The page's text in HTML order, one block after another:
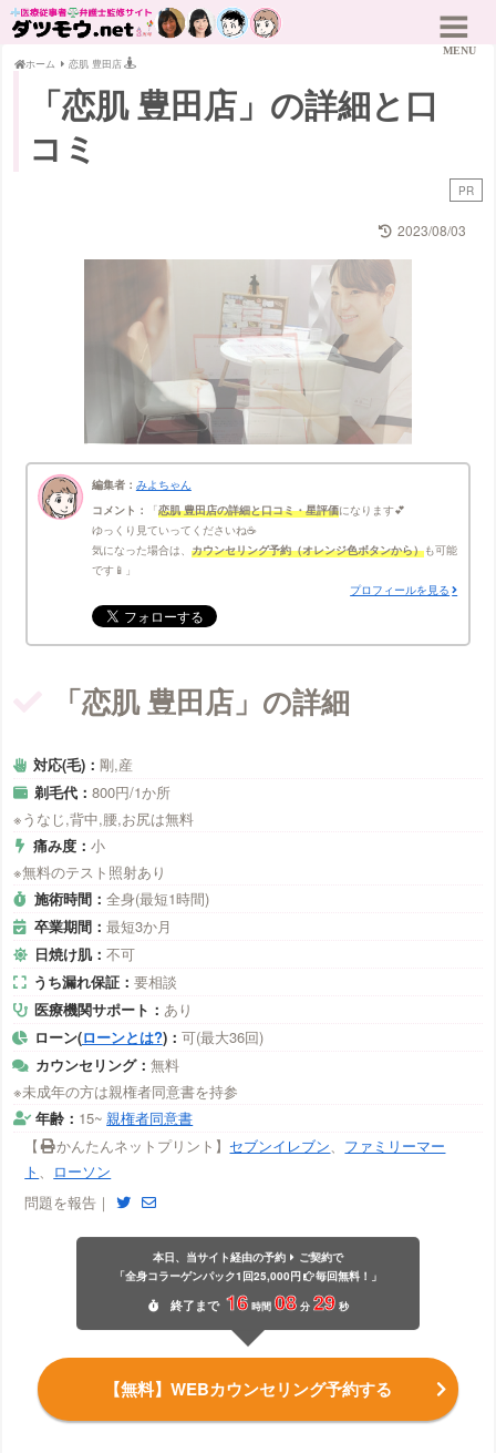
ホーム 恋肌 豊田店
「恋肌 豊田店」の詳細と口
コミ
PR
2023/08/03
編集者： みよちゃん
コメント：
恋肌 豊田店の詳細と口コミ・星評価になります💕
ゆっくり見ていってくださいね☕
気になった場合は、 カウンセリング予約（オレンジ色ボタンから）も可能
です📱
プロフィールを見る
「恋肌 豊田店」の詳細
対応(毛)：剛,産
剃毛代：800円/1か所
※うなじ,背中,腰,お尻は無料
痛み度：小
※無料のテスト照射あり
施術時間： 全身(最短1時間)
卒業期間： 最短3か月
日焼け肌： 不可
うち漏れ保証： 要相談
医療機関サポート： あり
ローン(ローンとは?)： 可(最大36回)
カウンセリング： 無料
※未成年の方は親権者同意書を持参
年齢： 15~ 親権者同意書
【
かんたんネットプリント】 セブンイレブン
ファミリーマー
ト
ローソン
問題を報告｜
本日、当サイト経由の予約
ご契約で
「全身コラーゲンパック1回25,000円
毎回無料！」
終了 まで 16 時間 08 分 28 秒
【無料】WEBカウンセリング予約する